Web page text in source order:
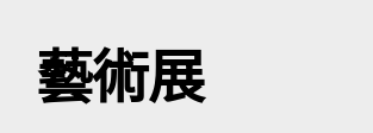
藝術展